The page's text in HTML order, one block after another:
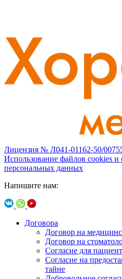
Лицензия № Л041-01162-50/
Использование файлов cookies и
персональных данных
Напишите нам:
Договора
Договор на
Договор на
Согласие для
Согласие на
тайне